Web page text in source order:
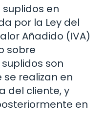
en
por la Ley del
Añadido (IVA)
sobre
son
realizan en
del cliente, y
en